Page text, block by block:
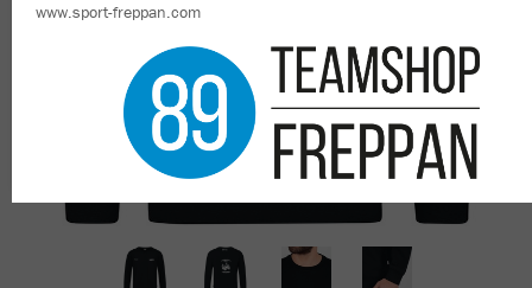
www.sport-freppan.com
Alle ablehnen
mehr Infos
Datenschutz
Impressum